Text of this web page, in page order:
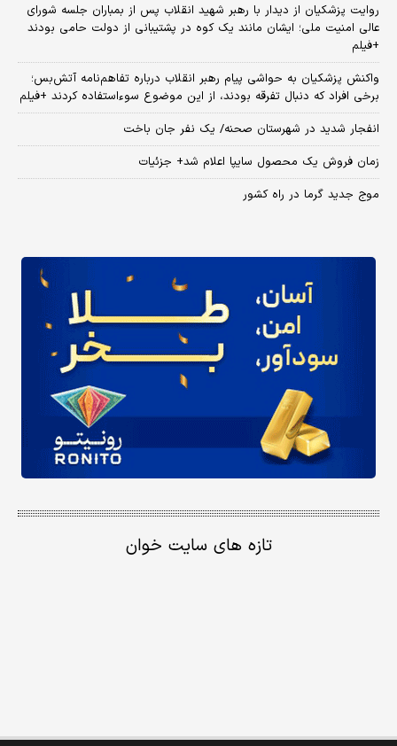
روایت پزشکیان از دیدار با رهبر شهید انقلاب پس از بمباران جلسه شورای
عالی امنیت ملی؛ ایشان مانند یک کوه در پشتیبانی از دولت حامی بودند
+فیلم
واکنش پزشکیان به حواشی پیام رهبر انقلاب درباره تفاهم‌نامه آتش‌بس؛
برخی افراد که دنبال تفرقه بودند، از این موضوع سوءاستفاده کردند +فیلم
انفجار شدید در شهرستان صحنه/ یک نفر جان باخت
زمان فروش یک محصول سایپا اعلام شد+ جزئیات
موج جدید گرما در راه کشور
تازه های سایت خوان